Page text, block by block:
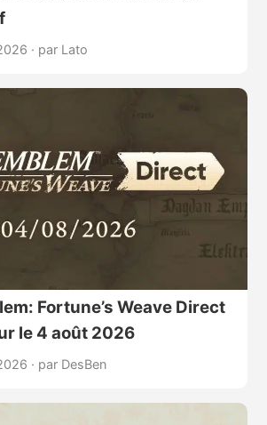
· par Lato
Fortune’s Weave Direct
le 4 août 2026
· par DesBen